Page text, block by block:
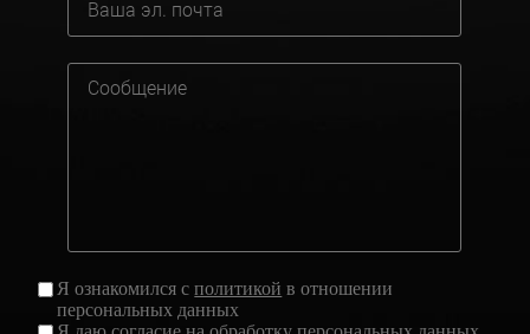
Я ознакомился сполитикой в отношении
персональных данных